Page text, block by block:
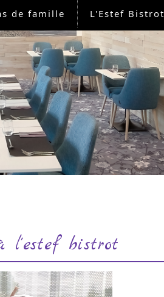
de famille L'Estef Bistrot
l'estef bistrot